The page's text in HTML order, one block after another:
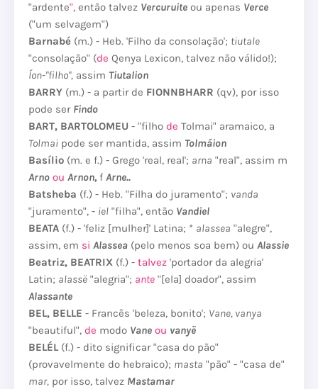
"ardente", então talvez Vercuruite ou apenas Verce
("um selvagem")
Barnabé (m.) - Heb. 'Filho da consolação'; tiutale
"consolação" (de Qenya Lexicon, talvez não válido!);
Íon-"filho", assim Tiutalion
BARRY (m.) - a partir de FIONNBHARR (qv), por isso
pode ser Findo
BART, BARTOLOMEU - "filho de Tolmai" aramaico, a
Tolmai pode ser mantida, assim Tolmáion
Basílio (m. e f.) - Grego 'real, real'; arna "real", assim m
Arno ou Arnon, f Arne..
Batsheba (f.) - Heb. "Filha do juramento"; vanda
"juramento", - iel "filha", então Vandiel
BEATA (f.) - 'feliz [mulher]' Latina; * alassea "alegre",
assim, em si Alassea (pelo menos soa bem) ou Alassie
Beatriz, BEATRIX (f.) - talvez 'portador da alegria'
Latin; alassë "alegria"; ante "[ela] doador", assim
Alassante
BEL, BELLE - Francês 'beleza, bonito'; Vane, vanya
"beautiful", de modo Vane ou vanyë
BELÉL(f.) - dito significar "casa do pão"
(provavelmente do hebraico); masta "pão" - "casa de"
mar, por isso, talvez Mastamar